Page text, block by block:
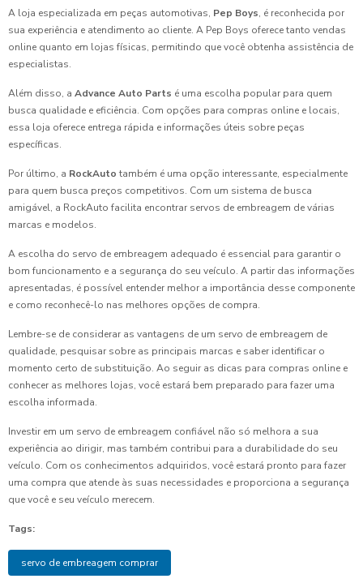
A loja especializada em peças automotivas, Pep Boys, é reconhecida por
sua experiência e atendimento ao cliente. A Pep Boys oferece tanto vendas
online quanto em lojas físicas, permitindo que você obtenha assistência de
especialistas.
Além disso, a Advance Auto Parts é uma escolha popular para quem
busca qualidade e eficiência. Com opções para compras online e locais,
essa loja oferece entrega rápida e informações úteis sobre peças
específicas.
Por último, a RockAuto também é uma opção interessante, especialmente
para quem busca preços competitivos. Com um sistema de busca
amigável, a RockAuto facilita encontrar servos de embreagem de várias
marcas e modelos.
A escolha do servo de embreagem adequado é essencial para garantir o
bom funcionamento e a segurança do seu veículo. A partir das informações
apresentadas, é possível entender melhor a importância desse componente
e como reconhecê-lo nas melhores opções de compra.
Lembre-se de considerar as vantagens de um servo de embreagem de
qualidade, pesquisar sobre as principais marcas e saber identificar o
momento certo de substituição. Ao seguir as dicas para compras online e
conhecer as melhores lojas, você estará bem preparado para fazer uma
escolha informada.
Investir em um servo de embreagem confiável não só melhora a sua
experiência ao dirigir, mas também contribui para a durabilidade do seu
veículo. Com os conhecimentos adquiridos, você estará pronto para fazer
uma compra que atende às suas necessidades e proporciona a segurança
que você e seu veículo merecem.
Tags:
servo de embreagem comprar